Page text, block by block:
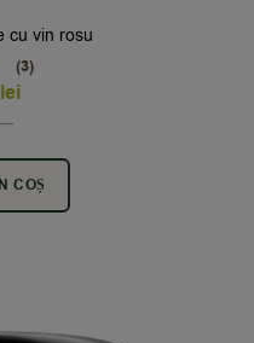
cu vin rosu
(3)
lei
COȘ